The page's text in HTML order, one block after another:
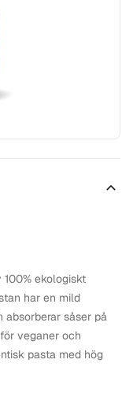
ekologiskt
har en mild
absorberar såser på
veganer och
pasta med hög